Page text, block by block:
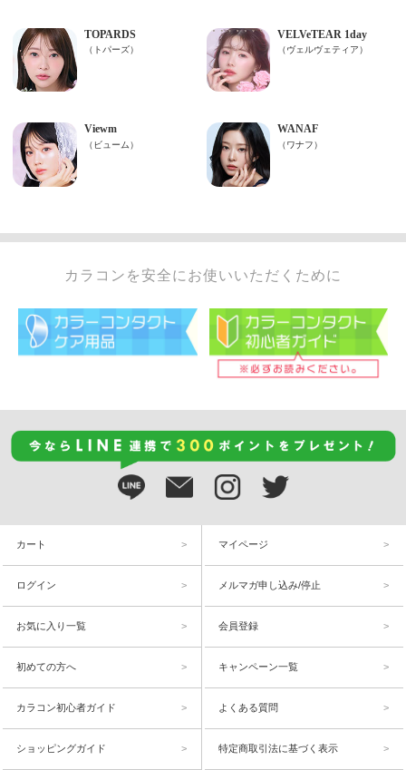
カラコンを安全にお使いいただくために
カート マイページ
ログイン メルマガ申し込み/停止
お気に入り一覧 会員登録
初めての方へ キャンペーン一覧
カラコン初心者ガイド よくある質問
ショッピングガイド 特定商取引法に基づく表示